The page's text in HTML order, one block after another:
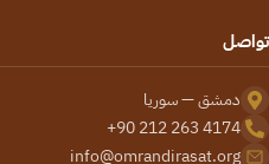
تواصل
دمشق — سوريا
+90 212 263 4174
info@omrandirasat.org